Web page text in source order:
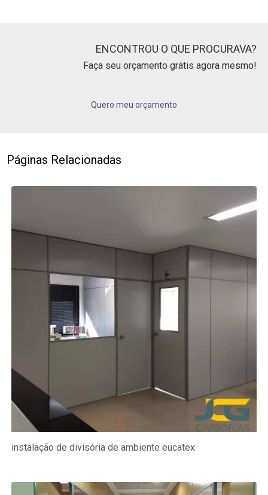
ENCONTROU O QUE PROCURAVA?
Faça seu orçamento grátis agora mesmo!
Quero meu orçamento
Páginas Relacionadas
instalação de divisória de ambiente eucatex